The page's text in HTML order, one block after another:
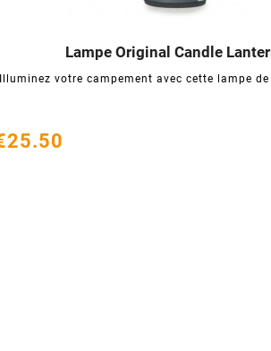
Lampe Original Candle
Illuminez votre campement avec cette lampe
   